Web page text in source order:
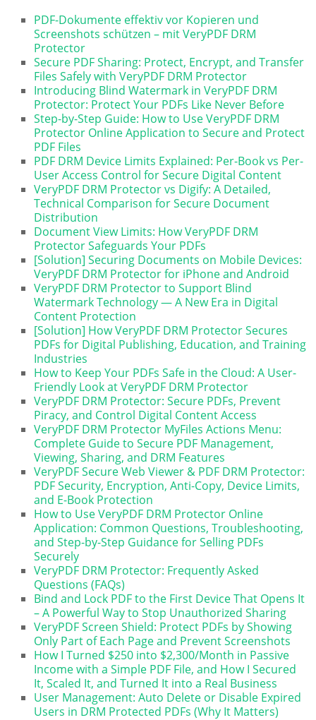
PDF-Dokumente effektiv vor Kopieren und
Screenshots schützen – mit VeryPDF DRM
Protector
Secure PDF Sharing: Protect, Encrypt, and Transfer
Files Safely with VeryPDF DRM Protector
Introducing Blind Watermark in VeryPDF DRM
Protector: Protect Your PDFs Like Never Before
Step-by-Step Guide: How to Use VeryPDF DRM
Protector Online Application to Secure and Protect
PDF Files
PDF DRM Device Limits Explained: Per-Book vs Per-
User Access Control for Secure Digital Content
VeryPDF DRM Protector vs Digify: A Detailed,
Technical Comparison for Secure Document
Distribution
Document View Limits: How VeryPDF DRM
Protector Safeguards Your PDFs
[Solution] Securing Documents on Mobile Devices:
VeryPDF DRM Protector for iPhone and Android
VeryPDF DRM Protector to Support Blind
Watermark Technology — A New Era in Digital
Content Protection
[Solution] How VeryPDF DRM Protector Secures
PDFs for Digital Publishing, Education, and Training
Industries
How to Keep Your PDFs Safe in the Cloud: A User-
Friendly Look at VeryPDF DRM Protector
VeryPDF DRM Protector: Secure PDFs, Prevent
Piracy, and Control Digital Content Access
VeryPDF DRM Protector MyFiles Actions Menu:
Complete Guide to Secure PDF Management,
Viewing, Sharing, and DRM Features
VeryPDF Secure Web Viewer & PDF DRM Protector:
PDF Security, Encryption, Anti-Copy, Device Limits,
and E-Book Protection
How to Use VeryPDF DRM Protector Online
Application: Common Questions, Troubleshooting,
and Step-by-Step Guidance for Selling PDFs
Securely
VeryPDF DRM Protector: Frequently Asked
Questions (FAQs)
Bind and Lock PDF to the First Device That Opens It
– A Powerful Way to Stop Unauthorized Sharing
VeryPDF Screen Shield: Protect PDFs by Showing
Only Part of Each Page and Prevent Screenshots
How I Turned $250 into $2,300/Month in Passive
Income with a Simple PDF File, and How I Secured
It, Scaled It, and Turned It into a Real Business
User Management: Auto Delete or Disable Expired
Users in DRM Protected PDFs (Why It Matters)